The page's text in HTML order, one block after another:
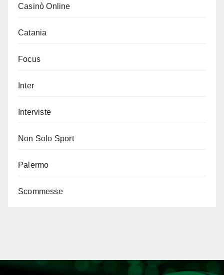
Casinò Online
Catania
Focus
Inter
Interviste
Non Solo Sport
Palermo
Scommesse